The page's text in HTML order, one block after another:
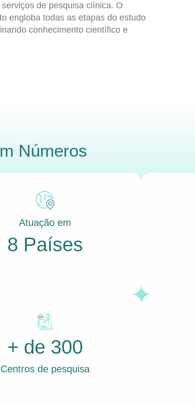
de pesquisa clínica. O
engloba todas as etapas do estudo
conhecimento científico e
Números
Atuação em
8 Países
+ de 300
Centros de pesquisa